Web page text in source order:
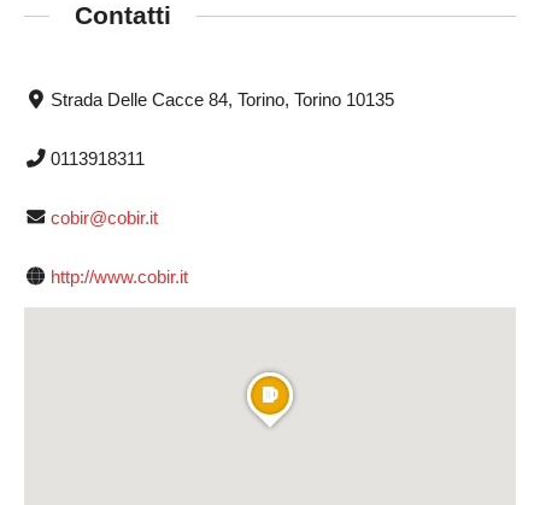
Contatti
Strada Delle Cacce 84, Torino, Torino 10135
0113918311
cobir@cobir.it
http://www.cobir.it